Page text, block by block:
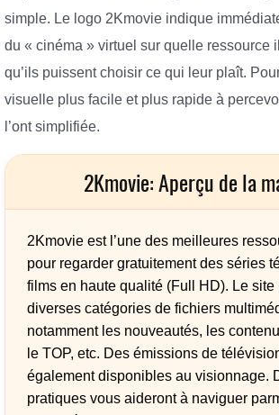
simple. Le logo 2Kmovie indique
du « cinéma » virtuel sur quelle ressource
qu’ils puissent choisir ce qui leur plaît.
visuelle plus facile et plus rapide à
l’ont simplifiée.
2Kmovie: Aperçu de la
2Kmovie est l’une des meilleures
pour regarder gratuitement des séries
films en haute qualité (Full HD). Le site
diverses catégories de fichiers
notamment les nouveautés, les
le TOP, etc. Des émissions de
également disponibles au visionnage.
pratiques vous aideront à naviguer